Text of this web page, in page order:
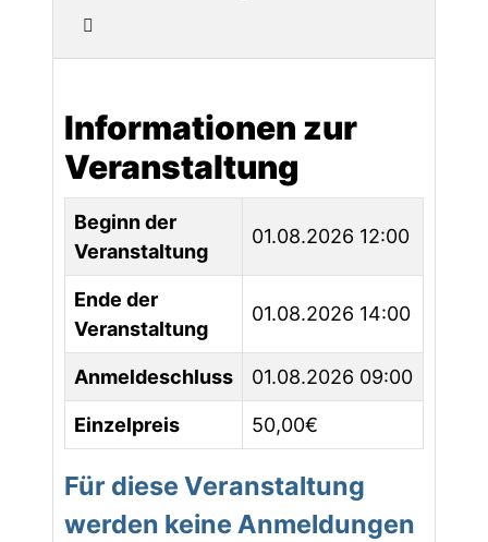
Informationen zur
Veranstaltung
Beginn der
Veranstaltung
01.08.2026 12:00
Ende der
Veranstaltung
01.08.2026 14:00
Anmeldeschluss 01.08.2026 09:00
Einzelpreis 50,00€
Für diese Veranstaltung
werden keine Anmeldungen